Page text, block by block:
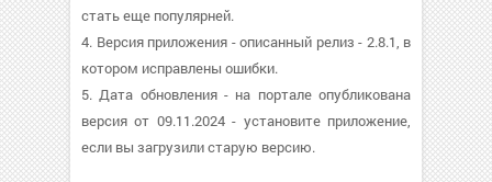
стать еще популярней.
4. Версия приложения - описанный релиз - 2.8.1, в
котором исправлены ошибки.
5. Дата обновления - на портале опубликована
версия от 09.11.2024 - установите приложение,
если вы загрузили старую версию.